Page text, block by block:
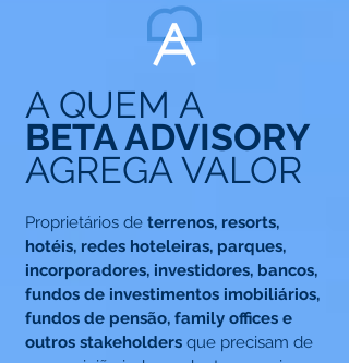
A QUEM A
BETA ADVISORY
AGREGA VALOR
Proprietários de terrenos, resorts,
hotéis, redes hoteleiras, parques,
incorporadores, investidores, bancos,
fundos de investimentos imobiliários,
fundos de pensão, family offices e
outros stakeholders que precisam de